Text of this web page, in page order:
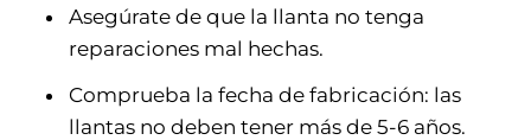
Asegúrate de que la llanta no tenga
reparaciones mal hechas.
Comprueba la fecha de fabricación: las
llantas no deben tener más de 5-6 años.